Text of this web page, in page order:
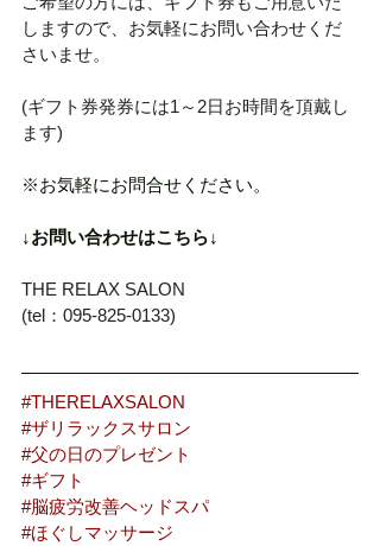
しますので、お気軽にお問い合わせくだ
さいませ。
(ギフト券発券には1～2日お時間を頂戴し
ます)
※お気軽にお問合せください。
↓お問い合わせはこちら↓
THE RELAX SALON
(tel：095-825-0133)
#THERELAXSALON
#ザリラックスサロン
#父の日のプレゼント
#ギフト
#脳疲労改善ヘッドスパ
#ほぐしマッサージ